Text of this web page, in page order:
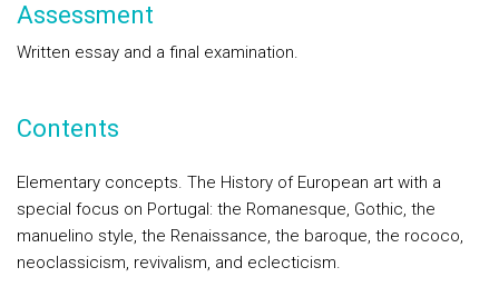
Assessment
Written essay and a final examination.
Contents
Elementary concepts. The History of European art with a
special focus on Portugal: the Romanesque, Gothic, the
manuelino style, the Renaissance, the baroque, the rococo,
neoclassicism, revivalism, and eclecticism.